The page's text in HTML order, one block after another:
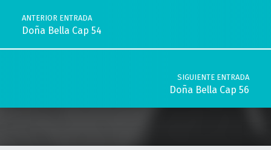
ANTERIOR ENTRADA
Doña Bella Cap 54
SIGUIENTE ENTRADA
Doña Bella Cap 56